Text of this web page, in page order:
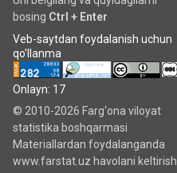
bosing Ctrl + Enter
Veb-saytdan foydalanish uchun
qo'llanma
Onlayn: 17
© 2010-2026 Farg‘ona viloyat
statistika boshqarmasi
Materiallardan foydalanganda
www.farstat.uz havolani keltirish